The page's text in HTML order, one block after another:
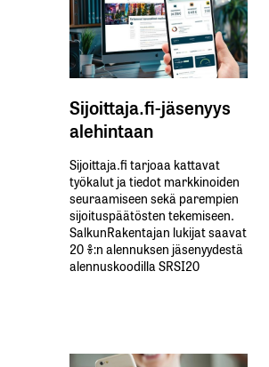
Sijoittaja.fi-jäsenyys
alehintaan
Sijoittaja.fi tarjoaa kattavat
työkalut ja tiedot markkinoiden
seuraamiseen sekä parempien
sijoituspäätösten tekemiseen.
SalkunRakentajan lukijat saavat
20 %:n alennuksen jäsenyydestä
alennuskoodilla SRSI20